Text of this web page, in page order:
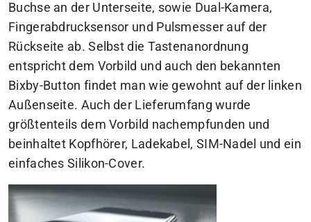
Buchse an der Unterseite, sowie Dual-Kamera,
Fingerabdrucksensor und Pulsmesser auf der
Rückseite ab. Selbst die Tastenanordnung
entspricht dem Vorbild und auch den bekannten
Bixby-Button findet man wie gewohnt auf der linken
Außenseite. Auch der Lieferumfang wurde
größtenteils dem Vorbild nachempfunden und
beinhaltet Kopfhörer, Ladekabel, SIM-Nadel und ein
einfaches Silikon-Cover.